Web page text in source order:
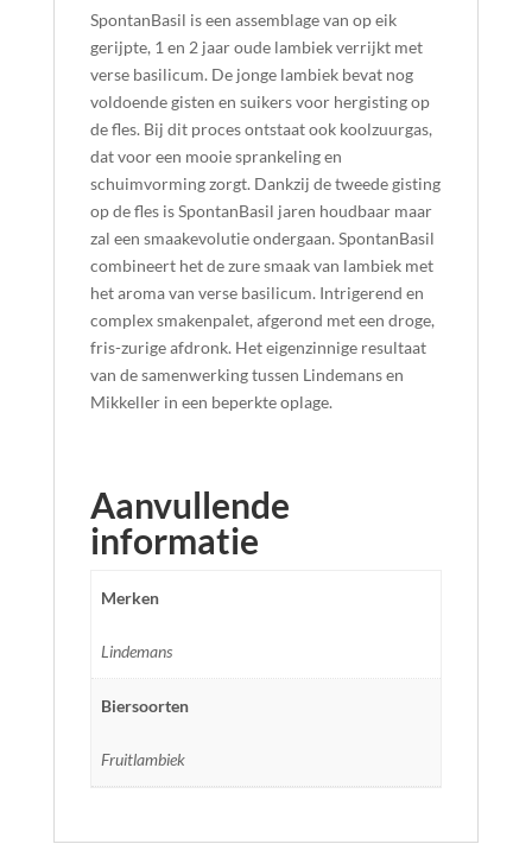
SpontanBasil is een assemblage van op eik
gerijpte, 1 en 2 jaar oude lambiek verrijkt met
verse basilicum. De jonge lambiek bevat nog
voldoende gisten en suikers voor hergisting op
de fles. Bij dit proces ontstaat ook koolzuurgas,
dat voor een mooie sprankeling en
schuimvorming zorgt. Dankzij de tweede gisting
op de fles is SpontanBasil jaren houdbaar maar
zal een smaakevolutie ondergaan. SpontanBasil
combineert het de zure smaak van lambiek met
het aroma van verse basilicum. Intrigerend en
complex smakenpalet, afgerond met een droge,
fris-zurige afdronk. Het eigenzinnige resultaat
van de samenwerking tussen Lindemans en
Mikkeller in een beperkte oplage.
Aanvullende
informatie
Merken
Lindemans
Biersoorten
Fruitlambiek